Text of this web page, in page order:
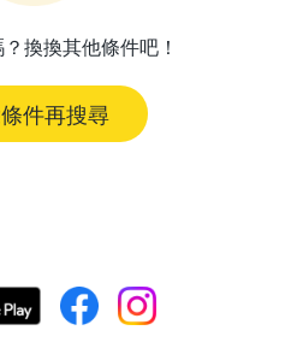
換換其他條件吧！
件再搜尋